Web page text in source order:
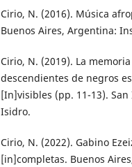
Cirio, N. (2016). Música
Buenos Aires, Argentina:
Cirio, N. (2019). La
descendientes de negros
[In]visibles (pp. 11-13).
Isidro.
Cirio, N. (2022). Gabino
[in]completas. Buenos